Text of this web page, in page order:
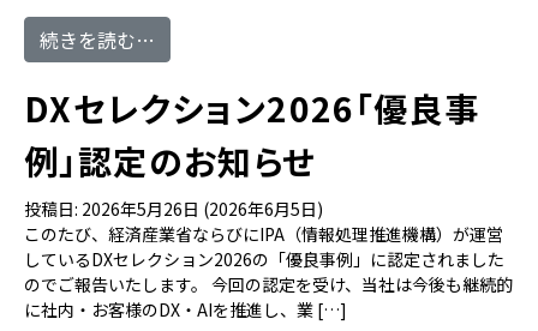
続きを読む…
DXセレクション2026「優良事
例」認定のお知らせ
投稿日: 2026年5月26日 (2026年6月5日)
このたび、経済産業省ならびにIPA（情報処理推進機構）が運営
しているDXセレクション2026の「優良事例」に認定されました
のでご報告いたします。 今回の認定を受け、当社は今後も継続的
に社内・お客様のDX・AIを推進し、業 […]